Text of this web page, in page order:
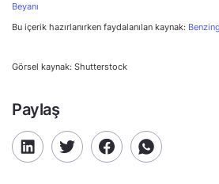
Beyanı
Bu içerik hazırlanırken faydalanılan kaynak:
Görsel kaynak: Shutterstock
Paylaş